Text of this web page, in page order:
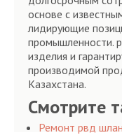
основе с
лидирующие
промышленности.
изделия и
производимой
Казахстана.
Смотрите
Ремонт рвд